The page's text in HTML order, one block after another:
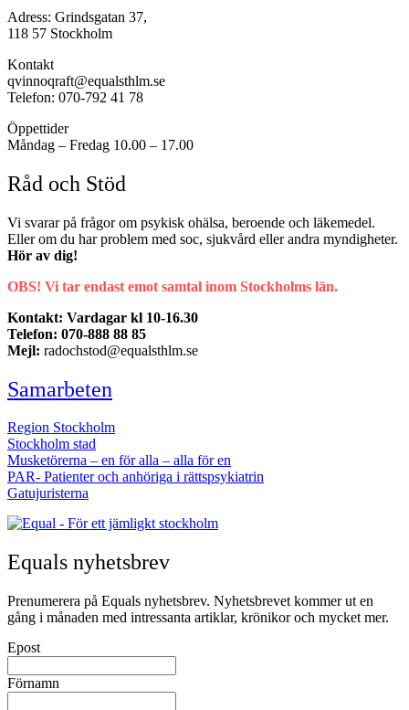
Adress: Grindsgatan 37,
118 57 Stockholm
Kontakt
qvinnoqraft@equalsthlm.se
Telefon: 070-792 41 78
Öppettider
Måndag – Fredag 10.00 – 17.00
Råd och Stöd
Vi svarar på frågor om psykisk ohälsa, beroende och läkemedel.
Eller om du har problem med soc, sjukvård eller andra myndigheter.
Hör av dig!
OBS! Vi tar endast emot samtal inom Stockholms län.
Kontakt: Vardagar kl 10-16.30
Telefon: 070-888 88 85
Mejl: radochstod@equalsthlm.se
Samarbeten
Region Stockholm
Stockholm stad
Musketörerna – en för alla – alla för en
PAR- Patienter och anhöriga i rättspsykiatrin
Gatujuristerna
Equals nyhetsbrev
Prenumerera på Equals nyhetsbrev. Nyhetsbrevet kommer ut en
gång i månaden med intressanta artiklar, krönikor och mycket mer.
Epost
Förnamn